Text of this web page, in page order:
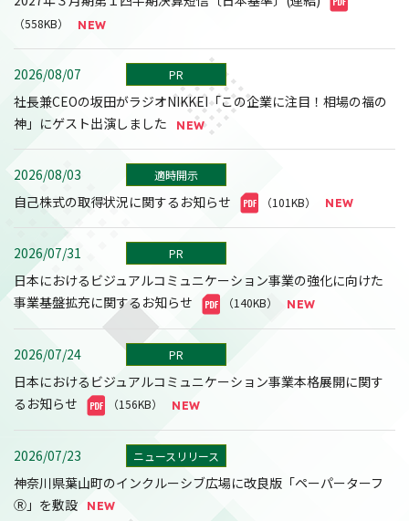
（558KB）
2026/08/07 PR
社長兼CEOの坂田がラジオNIKKEI「この企業に注目！相場の福の
神」にゲスト出演しました
2026/08/03 適時開示
自己株式の取得状況に関するお知らせ （101KB）
2026/07/31 PR
日本におけるビジュアルコミュニケーション事業の強化に向けた
事業基盤拡充に関するお知らせ
（140KB）
2026/07/24 PR
日本におけるビジュアルコミュニケーション事業本格展開に関す
るお知らせ
（156KB）
2026/07/23 ニュースリリース
神奈川県葉山町のインクルーシブ広場に改良版「ペーパーターフ
Ⓡ」を敷設